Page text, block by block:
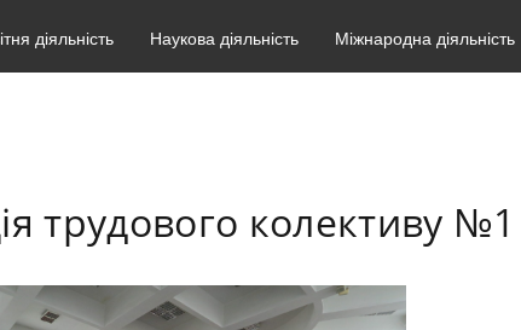
діяльність Наукова діяльність Міжнародна діяльність
трудового колективу №1